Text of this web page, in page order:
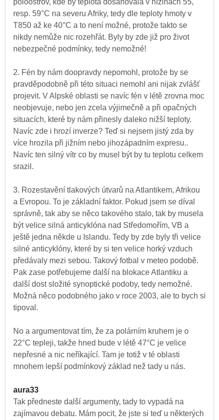
resp. 59°C na severu Afriky, tedy dle teploty hmoty v
T850 až ke 40°C a to není možné, protože takto se
nikdy nemůže nic rozehřát. Byly by zde již pro život
nebezpečné podmínky, tedy nemožné!
2. Fén by nám doopravdy nepomohl, protože by se
pravděpodobně při této situaci nemohl ani nijak zvlášť
projevit. V Alpské oblasti se navíc fén v létě zrovna moc
neobjevuje, nebo jen zcela výjimečně a při opačných
situacích, které by nám přinesly daleko nižší teploty.
Navíc zde i hrozí inverze? Teď si nejsem jistý zda by
více hrozila při jižním nebo jihozápadním expresu..
Navíc ten silný vítr co by musel být by tu teplotu celkem
srazil.
3. Rozestavění tlakových útvarů na Atlantikem, Afrikou
a Evropou. To je základní faktor. Pokud jsem se díval
správně, tak aby se něco takového stalo, tak by musela
být velice silná anticyklóna nad Středomořím, VB a
ještě jedna někde u Islandu. Tedy by zde byly tři velice
silné anticyklóny, které by si ten velice horký vzduch
předávaly mezi sebou. Takový fotbal v meteo podobě.
Pak zase potřebujeme další na blokace Atlantiku a
další dost složité synoptické podoby, tedy nemožné.
Možná něco podobného jako v roce 2003, ale to bych si
tipoval.
No a argumentovat tím, že za polárním kruhem je o
22°C tepleji, takže hned bude v létě 47°C je velice
nepřesné a nic neříkající. Tam je totiž v té oblasti
mnohem lepší podmínkový základ než tady u nás.
aura33
Tak předneste další argumenty, tady to vypadá na
zajímavou debatu. Mám pocit, že jste si teď u některých